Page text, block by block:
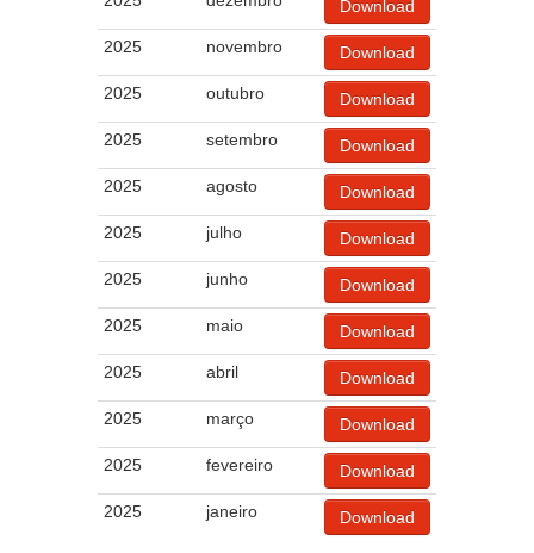
Download
2025 novembro Download
2025 outubro Download
2025 setembro Download
2025 agosto Download
2025 julho Download
2025 junho Download
2025 maio Download
2025 abril Download
2025 março Download
2025 fevereiro Download
2025 janeiro Download